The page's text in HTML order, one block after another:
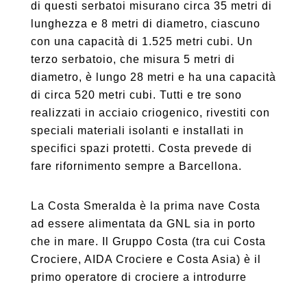
di questi serbatoi misurano circa 35 metri di
lunghezza e 8 metri di diametro, ciascuno
con una capacità di 1.525 metri cubi. Un
terzo serbatoio, che misura 5 metri di
diametro, è lungo 28 metri e ha una capacità
di circa 520 metri cubi. Tutti e tre sono
realizzati in acciaio criogenico, rivestiti con
speciali materiali isolanti e installati in
specifici spazi protetti. Costa prevede di
fare rifornimento sempre a Barcellona.
La Costa Smeralda è la prima nave Costa
ad essere alimentata da GNL sia in porto
che in mare. Il Gruppo Costa (tra cui Costa
Crociere, AIDA Crociere e Costa Asia) è il
primo operatore di crociere a introdurre